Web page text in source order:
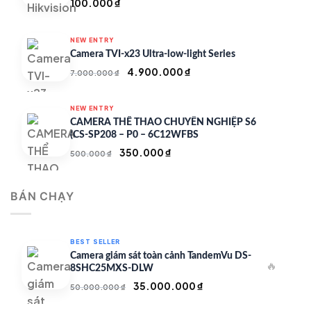
100.000₫
NEW ENTRY
Camera TVI-x23 Ultra-low-light Series
7.000.000₫
Giá
7.000.000 ₫.
4.900.000₫
là:
4.900.000 ₫.
NEW ENTRY
CAMERA THỂ THAO CHUYÊN NGHIỆP S6
(CS-SP208 – P0 – 6C12WFBS
500.000₫
Giá
350.000₫
BÁN CHẠY
BEST SELLER
Camera giám sát toàn cảnh TandemVu DS-
8SHC25MXS-DLW
50.000.000₫
Giá
35.000.000₫
🔥